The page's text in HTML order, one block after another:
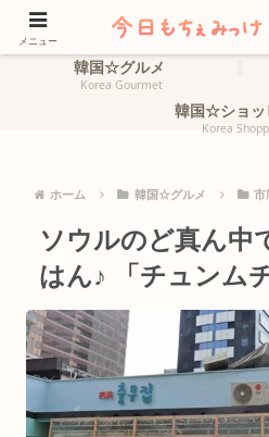
ホーム
HOME
韓国☆グルメ
Korea Gourmet
韓国☆ショッ
Korea
ホーム 韓国☆グルメ 市
ソウルのど真ん中
はん♪ 「チュンム
メニュー